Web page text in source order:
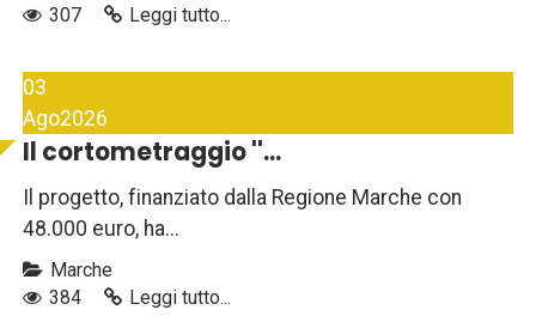
307 Leggi tutto...
03
Ago2026
Il cortometraggio ''...
Il progetto, finanziato dalla Regione Marche con
48.000 euro, ha...
Marche
384
Leggi tutto...